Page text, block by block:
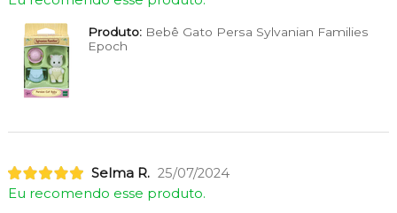
Produto:Bebê Gato Persa Sylvanian Families
Epoch
Selma R. 25/07/2024
Eu recomendo esse produto.